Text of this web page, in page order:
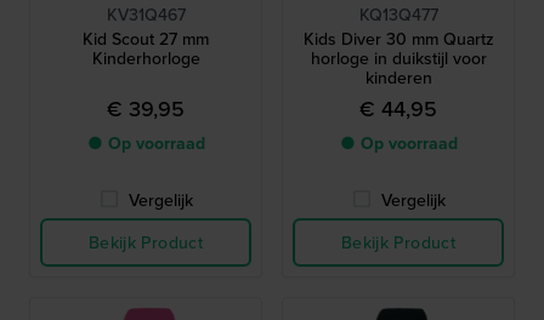
KV31Q467
Kid Scout 27 mm
Kinderhorloge
€ 39,95
● Op voorraad
Vergelijk
Bekijk Product
KQ13Q477
Kids Diver 30 mm Quartz
horloge in duikstijl voor
kinderen
€ 44,95
● Op voorraad
Vergelijk
Bekijk Product